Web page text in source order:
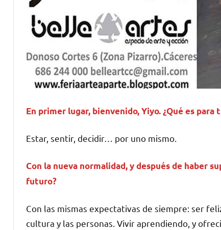
En primer lugar, bienvenido, Yiyo. ¿Qué es para
Estar, sentir, decidir… por uno mismo.
Con la nueva normalidad, y después de haber
futuro?
Con las mismas expectativas de siempre: ser
cultura y las personas. Vivir aprendiendo, y